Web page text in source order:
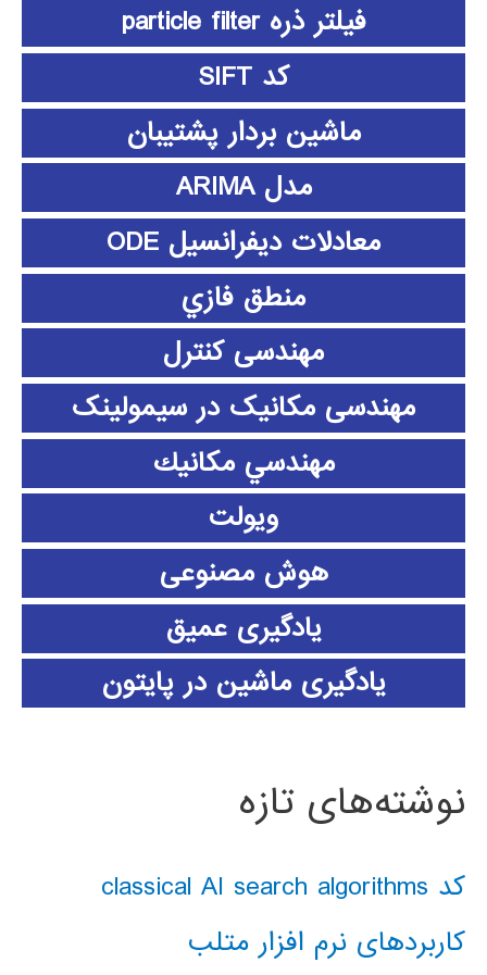
فیلتر ذره particle filter
کد SIFT
ماشین بردار پشتیبان
مدل ARIMA
معادلات دیفرانسیل ODE
منطق فازي
مهندسی کنترل
مهندسی مکانیک در سیمولینک
مهندسي مكانيك
ویولت
هوش مصنوعی
یادگیری عمیق
یادگیری ماشین در پایتون
نوشته‌های تازه
کد classical AI search algorithms
کاربردهای نرم افزار متلب